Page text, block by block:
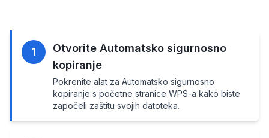
1
Otvorite Automatsko sigurnosno
kopiranje
Pokrenite alat za Automatsko sigurnosno
kopiranje s početne stranice WPS-a kako biste
započeli zaštitu svojih datoteka.